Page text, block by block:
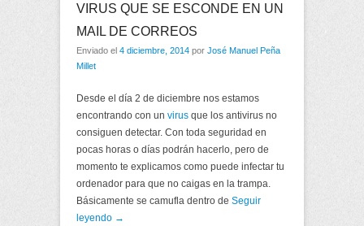
VIRUS QUE SE ESCONDE EN UN
MAIL DE CORREOS
Enviado el 4 diciembre, 2014 por José Manuel Peña
Millet
Desde el día 2 de diciembre nos estamos
encontrando con un virus que los antivirus no
consiguen detectar. Con toda seguridad en
pocas horas o días podrán hacerlo, pero de
momento te explicamos como puede infectar tu
ordenador para que no caigas en la trampa.
Básicamente se camufla dentro de Seguir
leyendo →